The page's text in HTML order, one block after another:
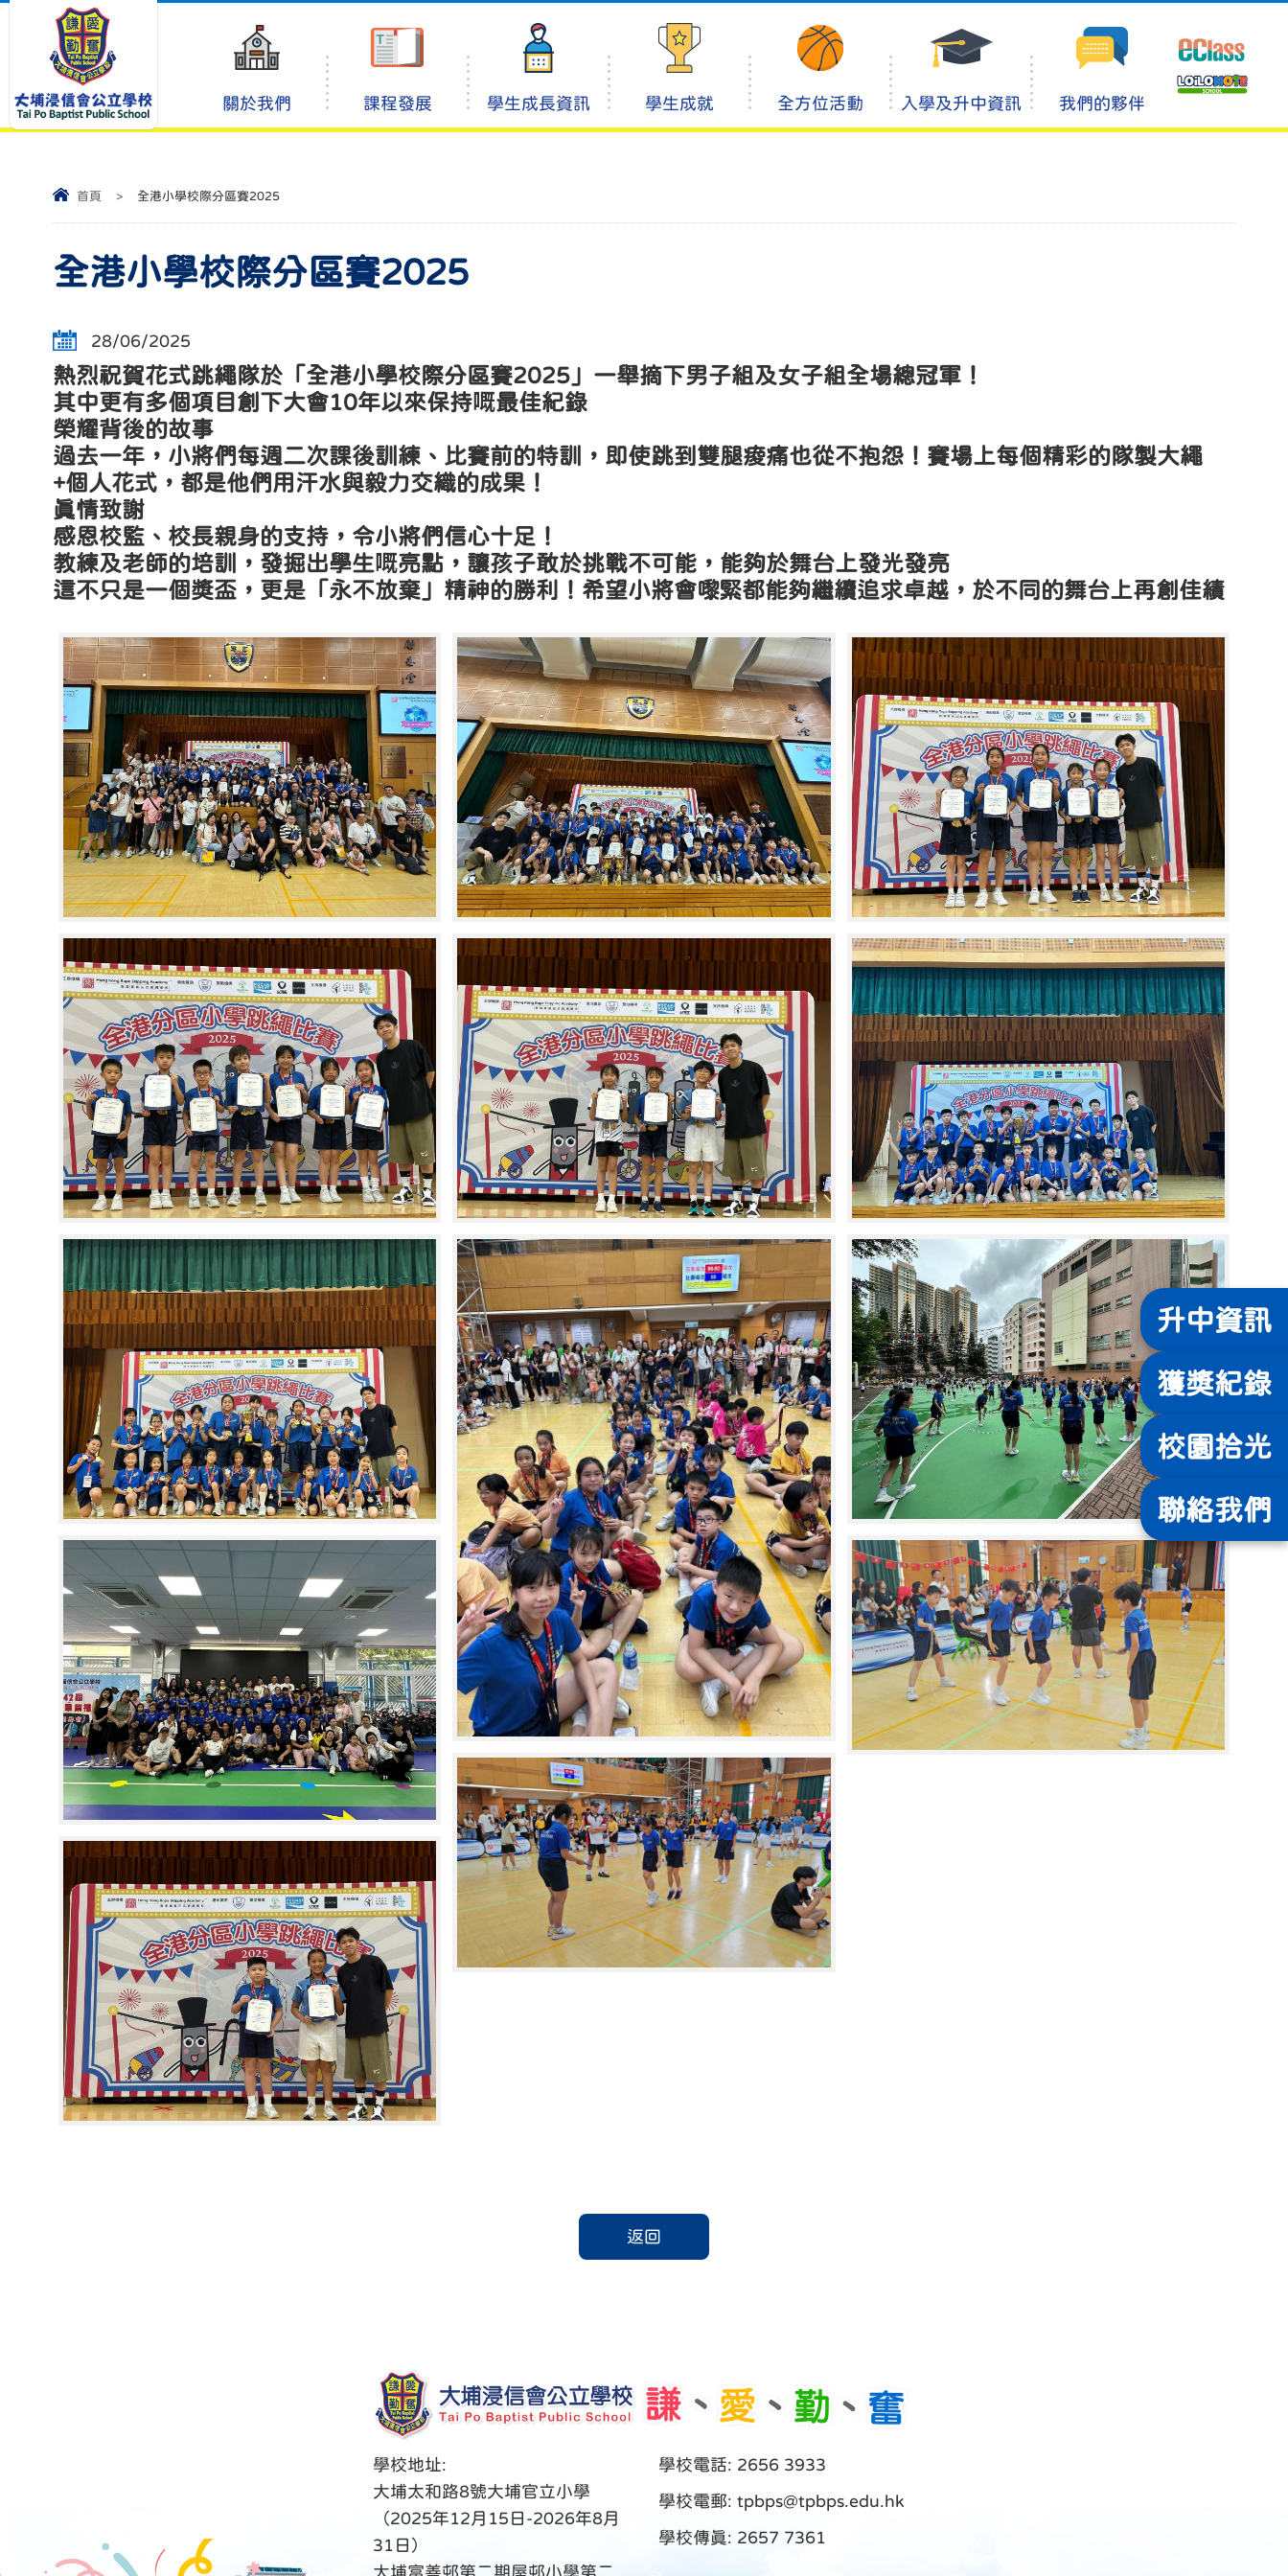
關於我們 課程發展 學生成長資訊 學生成就 全方位活動 入學及升中資訊 我們的夥伴
首頁 > 全港小學校際分區賽2025
全港小學校際分區賽2025
28/06/2025
熱烈祝賀花式跳繩隊於「全港小學校際分區賽2025」一舉摘下男子組及女子組全場總冠軍！
其中更有多個項目創下大會10年以來保持嘅最佳紀錄
榮耀背後的故事
過去一年，小將們每週二次課後訓練、比賽前的特訓，即使跳到雙腿痠痛也從不抱怨！賽場上每個精彩的隊製大繩
+個人花式，都是他們用汗水與毅力交織的成果！
真情致謝
感恩校監、校長親身的支持，令小將們信心十足！
教練及老師的培訓，發掘出學生嘅亮點，讓孩子敢於挑戰不可能，能夠於舞台上發光發亮
這不只是一個獎盃，更是「永不放棄」精神的勝利！希望小將會嚟緊都能夠繼續追求卓越，於不同的舞台上再創佳績
返回
學校地址:
大埔太和路8號大埔官立小學
（2025年12月15日-2026年8月
31日）
大埔富善邨第二期屋邨小學第二
學校電話: 2656 3933
學校電郵: tpbps@tpbps.edu.hk
學校傳真: 2657 7361
升中資訊
獲獎紀錄
校園拾光
聯絡我們